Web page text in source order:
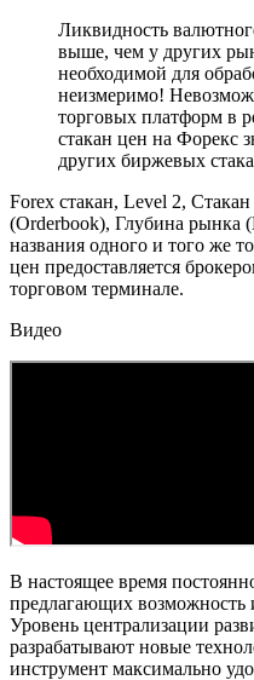
Ликвидность
выше, чем у других
необходимой для
неизмеримо!
торговых платформ в
стакан цен на Форекс
других биржевых
Forex стакан, Level 2,
(Orderbook), Глубина рынка
названия одного и того же
цен предоставляется
торговом терминале.
Видео
В настоящее время
предлагающих возможность
Уровень централизации
разрабатывают новые
инструмент максимально